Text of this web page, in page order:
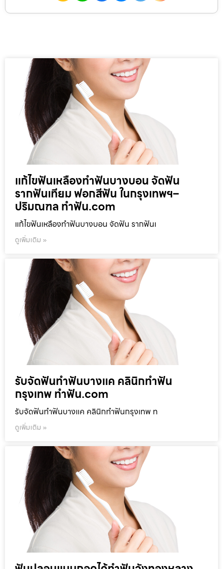
แก้ไขฟันเหลืองทำฟันบางบอน จัดฟัน
รากฟันเทียม ฟอกสีฟัน ในกรุงเทพฯ–
ปริมณฑล ทำฟัน.com
แก้ไขฟันเหลืองทำฟันบางบอน จัดฟัน รากฟันเ
ดูเพิ่มเติม »
รับจัดฟันทำฟันบางแค คลินิกทำฟัน
กรุงเทพ ทำฟัน.com
รับจัดฟันทำฟันบางแค คลินิกทำฟันกรุงเทพ ท
ดูเพิ่มเติม »